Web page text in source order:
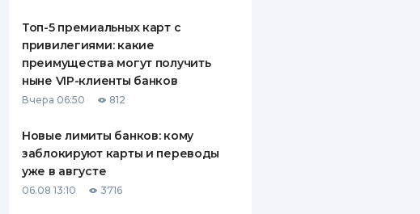
ОТЗЫВЫ О СТРАХОВЫХ
КОМПАНИЯХ
Топ-5 премиальных карт с
привилегиями: какие
преимущества могут получить
ныне VIP-клиенты банков
Вчера 06:50 812
Новые лимиты банков: кому
заблокируют карты и переводы
уже в августе
06.08 13:10 3716